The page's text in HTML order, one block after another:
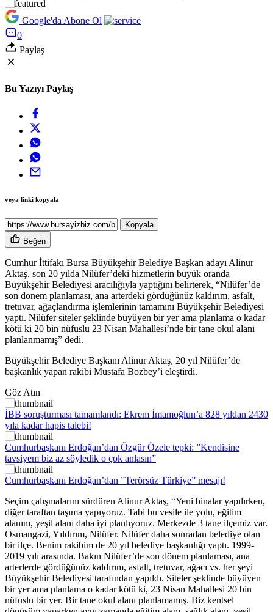
Google'da Abone Ol
0
Paylaş
Bu Yazıyı Paylaş
veya linki kopyala
Kopyala
Beğen
Cumhur İttifakı Bursa Büyükşehir Belediye Başkan adayı Alinur
Aktaş, son 20 yılda Nilüfer’deki hizmetlerin büyük oranda
Büyükşehir Belediyesi aracılığıyla yaptığını belirterek, “Nilüfer’de
son dönem planlaması, ana arterdeki gördüğünüz kaldırım, asfalt,
tretuvar, ağaçlandırma işlemlerinin tamamını Büyükşehir Belediyesi
yaptı. Nilüfer siteler şeklinde büyüyen bir yer ama planlama o kadar
kötü ki 20 bin nüfuslu 23 Nisan Mahallesi’nde bir tane okul alanı
planlanmamış” dedi.
Büyükşehir Belediye Başkanı Alinur Aktaş, 20 yıl Nilüfer’de
başkanlık yapan rakibi Mustafa Bozbey’i eleştirdi.
Göz Atın
İBB soruşturması tamamlandı: Ekrem İmamoğlun’a 828 yıldan 2430
yıla kadar hapis talebi!
Cumhurbaşkanı Erdoğan’dan Özgür Özele tepki: ”Kendisine
tavsiyem biz az söyledik o çok anlasın”
Cumhurbaşkanı Erdoğan’dan ”Terörsüz Türkiye” mesajı!
Seçim çalışmalarını sürdüren Alinur Aktaş, “Yeni binalar yapılırken,
diğer taraftan taşıma yapıyoruz. Tabi bu vesile ile yolu, eğitim
alanını, yeşil alanı daha iyi planlıyoruz. Merkezde 3 tane ilçemiz var.
Osmangazi, Yıldırım, Nilüfer. Nilüfer daha sonradan belediye olan
bir ilçe. Benim rakibim de 20 yıl belediye başkanlığı yaptı. 1999-
2019 yılı arasında. Bakın Nilüfer’de son dönem planlaması, ana
arterlerde gördüğünüz kaldırım, asfalt, tretuvar, ağacı vs. her şeyi
Büyükşehir Belediyesi tarafından yapıldı. Siteler şeklinde büyüyen
bir yer ama planlama o kadar kötü ki, 23 Nisan Mahallesi 20 bin
nüfuslu bir yer. Bir tane okul alanı planlamamış. Biz kentsel